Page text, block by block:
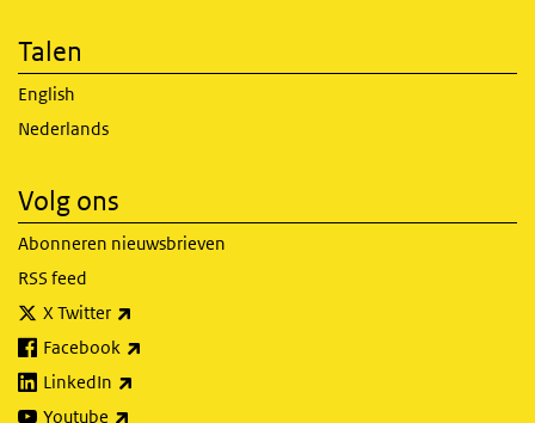
Talen
English
Nederlands
Volg ons
Abonneren nieuwsbrieven
RSS feed
X Twitter
Facebook
LinkedIn
Youtube